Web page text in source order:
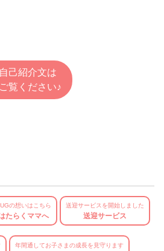
己紹介文は
覧ください♪
の想いはこちら
たらくママへ
送迎サービスを開始しました
送迎サービス
年間通してお子さまの成長を見守ります